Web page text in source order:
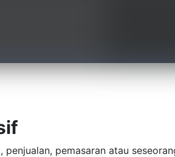
pemasaran atau